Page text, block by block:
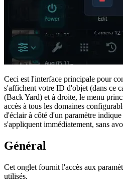
Ceci est l'interface principale pour
s'affichent votre ID d'objet (dans ce
(Back Yard) et à droite, le menu
accès à tous les domaines
d'éclairà côté d'un paramètre
s'appliquent immédiatement, sans
Général
Cet onglet fournit l'accès aux
utilisés.